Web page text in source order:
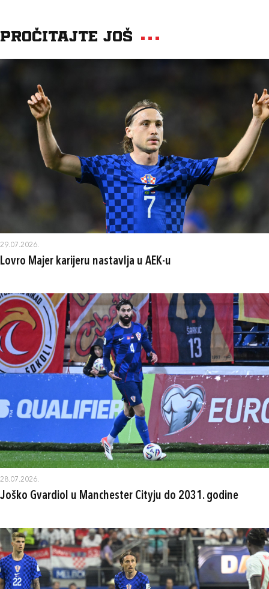
Pročitajte još
29.07.2026.
Lovro Majer karijeru nastavlja u AEK-u
28.07.2026.
Joško Gvardiol u Manchester Cityju do 2031. godine